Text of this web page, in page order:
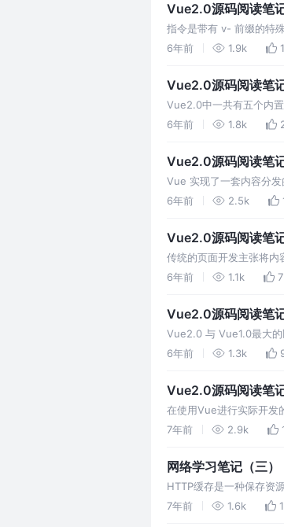
Vue2.0源码阅读笔
指令是带有 v- 前缀的特
了形如v-bind、v-on等指
6年前 1.9k
Vue2.0源码阅读笔
Vue2.0中一共有五个内
组件的keep-alive、内容
6年前 1.8k
Vue2.0源码阅读笔
Vue 实现了一套内容分
name 属性实现具名插槽
6年前 2.5k
Vue2.0源码阅读笔
传统的页面开发主张将
人们更倾向于使用html、
6年前 1.1k 7
Vue2.0源码阅读笔
Vue2.0 与 Vue1.0最大
之前，先找到DOM挂载
6年前 1.3k
Vue2.0源码阅读笔
在使用Vue进行实际开发
成渲染函数，本文主要
7年前 2.9k
网络学习笔记（三
HTTP缓存是一种保存资
浏览器将js文件、css文
7年前 1.6k